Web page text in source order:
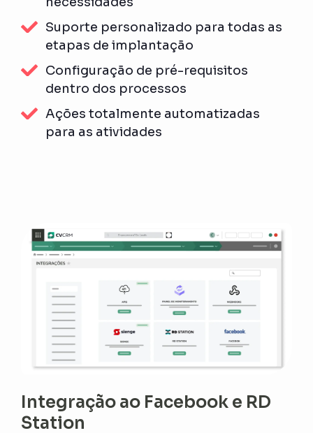
Suporte personalizado para todas as
etapas de implantação
Configuração de pré-requisitos
dentro dos processos
Ações totalmente automatizadas
para as atividades
Integração ao Facebook e RD
Station